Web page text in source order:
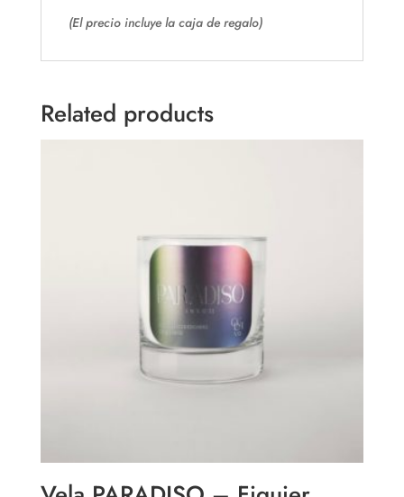
(El precio incluye la caja de regalo)
Related products